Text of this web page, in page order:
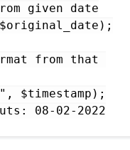
given date
from that
$timestamp);
08-02-2022